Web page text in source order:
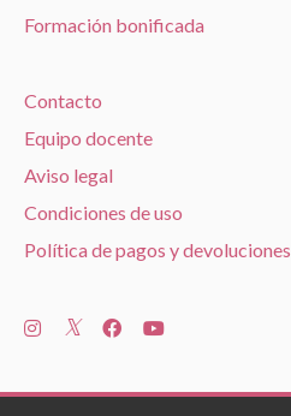
Formación bonificada
Contacto
Equipo docente
Aviso legal
Condiciones de uso
Política de pagos y devoluciones